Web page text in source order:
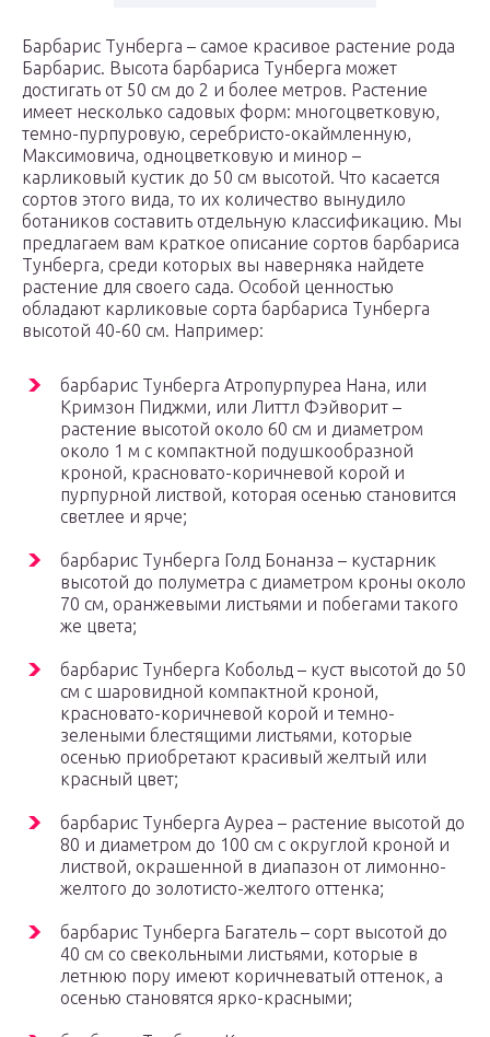
Барбарис Тунберга – самое красивое растение рода
Барбарис. Высота барбариса Тунберга может
достигать от 50 см до 2 и более метров. Растение
имеет несколько садовых форм: многоцветковую,
темно-пурпуровую, серебристо-окаймленную,
Максимовича, одноцветковую и минор –
карликовый кустик до 50 см высотой. Что касается
сортов этого вида, то их количество вынудило
ботаников составить отдельную классификацию. Мы
предлагаем вам краткое описание сортов барбариса
Тунберга, среди которых вы наверняка найдете
растение для своего сада. Особой ценностью
обладают карликовые сорта барбариса Тунберга
высотой 40-60 см. Например:
барбарис Тунберга Атропурпуреа Нана, или
Кримзон Пиджми, или Литтл Фэйворит –
растение высотой около 60 см и диаметром
около 1 м с компактной подушкообразной
кроной, красновато-коричневой корой и
пурпурной листвой, которая осенью становится
светлее и ярче;
барбарис Тунберга Голд Бонанза – кустарник
высотой до полуметра с диаметром кроны около
70 см, оранжевыми листьями и побегами такого
же цвета;
барбарис Тунберга Кобольд – куст высотой до 50
см с шаровидной компактной кроной,
красновато-коричневой корой и темно-
зелеными блестящими листьями, которые
осенью приобретают красивый желтый или
красный цвет;
барбарис Тунберга Ауреа – растение высотой до
80 и диаметром до 100 см с округлой кроной и
листвой, окрашенной в диапазон от лимонно-
желтого до золотисто-желтого оттенка;
барбарис Тунберга Багатель – сорт высотой до
40 см со свекольными листьями, которые в
летнюю пору имеют коричневатый оттенок, а
осенью становятся ярко-красными;